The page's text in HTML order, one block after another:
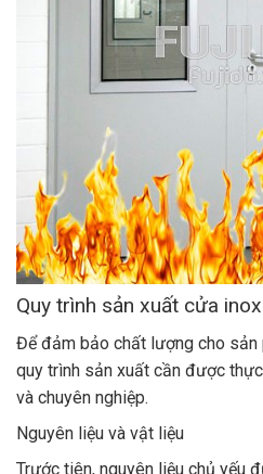
Quy trình sản xuất cửa
Để đảm bảo chất lượng cho sản
quy trình sản xuất cần được
và chuyên nghiệp.
Nguyên liệu và vật liệu
Trước tiên, nguyên liệu chủ yếu